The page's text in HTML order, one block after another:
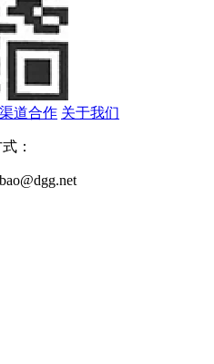
渠道合作 关于我们
：